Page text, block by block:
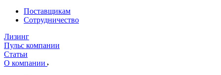
Поставщикам
Сотрудничество
Лизинг
Пульс компании
Статьи
О компании